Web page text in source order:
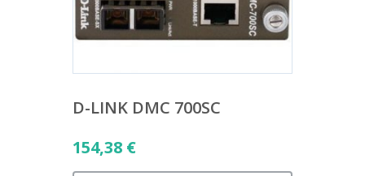
D-LINK DMC 700SC
154,38 €